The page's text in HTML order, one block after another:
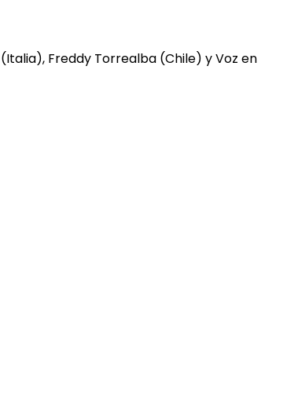
Freddy Torrealba (Chile) y Voz en